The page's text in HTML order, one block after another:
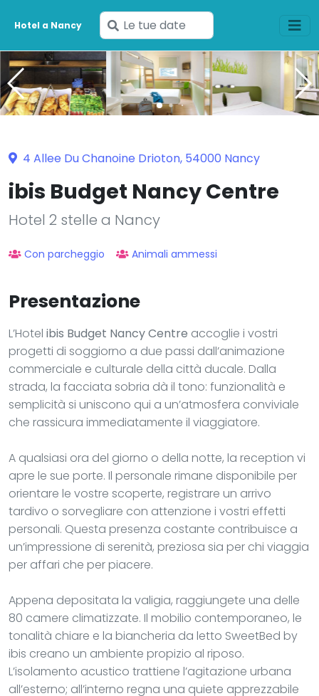
Hotel a Nancy
Inserisci
le
tue
date
4 Allee Du Chanoine Drioton, 54000 Nancy
ibis Budget Nancy Centre
Hotel 2 stelle a Nancy
Con parcheggio Animali ammessi
Presentazione
L’Hotel ibis Budget Nancy Centre accoglie i vostri
progetti di soggiorno a due passi dall’animazione
commerciale e culturale della città ducale. Dalla
strada, la facciata sobria dà il tono: funzionalità e
semplicità si uniscono qui a un’atmosfera conviviale
che rassicura immediatamente il viaggiatore.
A qualsiasi ora del giorno o della notte, la reception vi
apre le sue porte. Il personale rimane disponibile per
orientare le vostre scoperte, registrare un arrivo
tardivo o sorvegliare con attenzione i vostri effetti
personali. Questa presenza costante contribuisce a
un’impressione di serenità, preziosa sia per chi viaggia
per affari che per piacere.
Appena depositata la valigia, raggiungete una delle
80 camere climatizzate. Il mobilio contemporaneo, le
tonalità chiare e la biancheria da letto SweetBed by
ibis creano un ambiente propizio al riposo.
L’isolamento acustico trattiene l’agitazione urbana
all’esterno; all’interno regna una quiete apprezzabile